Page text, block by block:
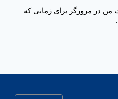
من در مرورگر برای زمانی که